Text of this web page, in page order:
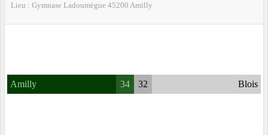
Lieu : Gymnase Ladoumègue 45200 Amilly
Amilly 34 32 Blois